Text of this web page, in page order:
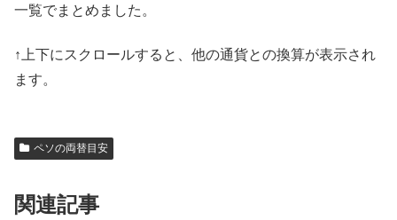
一覧でまとめました。
↑上下にスクロールすると、他の通貨との換算が表示され
ます。
ペソの両替目安
関連記事